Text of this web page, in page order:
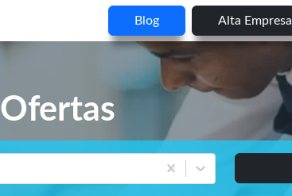
Blog Alta Empresa
Ofertas